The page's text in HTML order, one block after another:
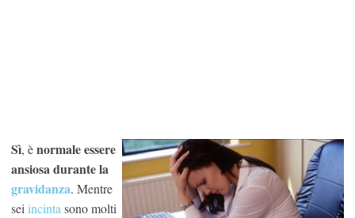
Sì, ènormale essere
ansiosa durante la
gravidanza. Mentre
sei incinta sono molti